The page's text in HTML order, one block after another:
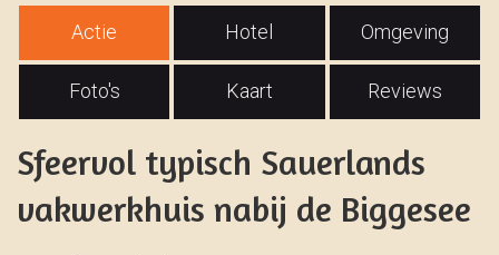
Actie Hotel Omgeving
Foto's Kaart Reviews
Sfeervol typisch Sauerlands
vakwerkhuis nabij de Biggesee